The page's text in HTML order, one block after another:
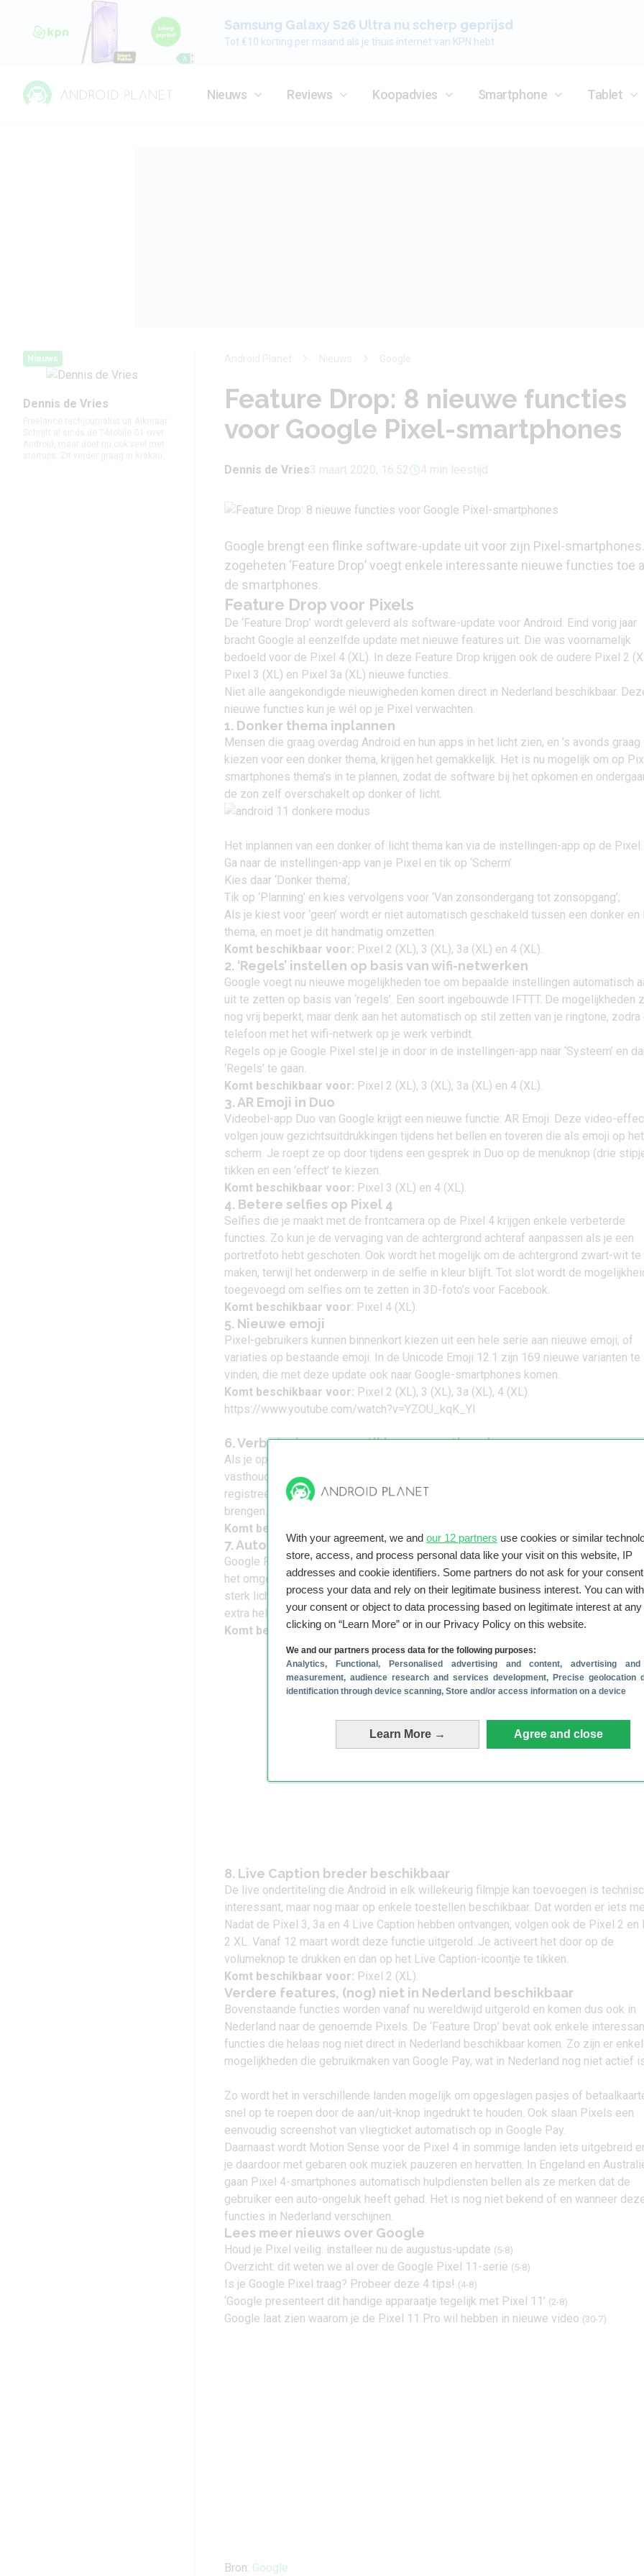
With your agreement, we and our 12 partners use cookies or similar
store, access, and process personal data like your visit on this website, IP
addresses and cookie identifiers. Some partners do not ask for your
process your data and rely on their legitimate business interest. You can
your consent or object to data processing based on legitimate interest at
clicking on “Learn More” or in our Privacy Policy on this website.
We and our partners process data for the following purposes:
Analytics, Functional, Personalised advertising and content, advertising and
measurement, audience research and services development, Precise geolocation
identification through device scanning, Store and/or access information on a device
Learn More → Agree and close
Samsung Galaxy S26 Ultra nu scherp geprijsd
Tot €10 korting per maand als je thuis internet van KPN hebt
Nieuws Reviews Koopadvies Smartphone Tablet
Nieuws
Dennis de Vries
Feature Drop: 8 nieuwe functies
voor Google Pixel-smartphones
Dennis de Vries3 maart 2020, 16:52 4 min leestijd
Google brengt een flinke software-update uit voor zijn Pixel-
zogeheten ‘Feature Drop’ voegt enkele interessante nieuwe functies toe
de smartphones.
Feature Drop voor Pixels
De ‘Feature Drop’ wordt geleverd als software-update voor Android. Eind vorig jaar
bracht Google al eenzelfde update met nieuwe features uit. Die was voornamelijk
bedoeld voor de Pixel 4 (XL). In deze Feature Drop krijgen ook de oudere Pixel 2
Pixel 3 (XL) en Pixel 3a (XL) nieuwe functies.
Niet alle aangekondigde nieuwigheden komen direct in Nederland beschikbaar.
nieuwe functies kun je wél op je Pixel verwachten.
1. Donker thema inplannen
Mensen die graag overdag Android en hun apps in het licht zien, en ’s avonds graag
kiezen voor een donker thema, krijgen het gemakkelijk. Het is nu mogelijk om op
smartphones thema’s in te plannen, zodat de software bij het opkomen en
de zon zelf overschakelt op donker of licht.
Het inplannen van een donker of licht thema kan via de instellingen-app op de Pixel.
Ga naar de instellingen-app van je Pixel en tik op ‘Scherm’
Kies daar ‘Donker thema’;
Tik op ‘Planning’ en kies vervolgens voor ‘Van zonsondergang tot zonsopgang’;
Als je kiest voor ‘geen’ wordt er niet automatisch geschakeld tussen een donker en
thema, en moet je dit handmatig omzetten.
Komt beschikbaar voor: Pixel 2 (XL), 3 (XL), 3a (XL) en 4 (XL).
2. ‘Regels’ instellen op basis van wifi-netwerken
Google voegt nu nieuwe mogelijkheden toe om bepaalde instellingen automatisch
uit te zetten op basis van ‘regels’. Een soort ingebouwde IFTTT. De mogelijkheden
nog vrij beperkt, maar denk aan het automatisch op stil zetten van je ringtone, zodra
telefoon met het wifi-netwerk op je werk verbindt.
Regels op je Google Pixel stel je in door in de instellingen-app naar ‘Systeem’ en
‘Regels’ te gaan.
Komt beschikbaar voor: Pixel 2 (XL), 3 (XL), 3a (XL) en 4 (XL).
3. AR Emoji in Duo
Videobel-app Duo van Google krijgt een nieuwe functie: AR Emoji. Deze video-
volgen jouw gezichtsuitdrukkingen tijdens het bellen en toveren die als emoji op het
scherm. Je roept ze op door tijdens een gesprek in Duo op de menuknop (drie
tikken en een ‘effect’ te kiezen.
Komt beschikbaar voor: Pixel 3 (XL) en 4 (XL).
4. Betere selfies op Pixel 4
Selfies die je maakt met de frontcamera op de Pixel 4 krijgen enkele verbeterde
functies. Zo kun je de vervaging van de achtergrond achteraf aanpassen als je een
portretfoto hebt geschoten. Ook wordt het mogelijk om de achtergrond zwart-wit te
maken, terwijl het onderwerp in de selfie in kleur blijft. Tot slot wordt de
toegevoegd om selfies om te zetten in 3D-foto’s voor Facebook.
Komt beschikbaar voor: Pixel 4 (XL).
5. Nieuwe emoji
Pixel-gebruikers kunnen binnenkort kiezen uit een hele serie aan nieuwe emoji, of
variaties op bestaande emoji. In de Unicode Emoji 12.1 zijn 169 nieuwe varianten te
vinden, die met deze update ook naar Google-smartphones komen.
Komt beschikbaar voor: Pixel 2 (XL), 3 (XL), 3a (XL), 4 (XL).
https://www.youtube.com/watch?v=YZOU_kqK_YI
6. Verbeteringen voor tikken en vasthouden
Als je op het scherm tikt en je vinger daar houdt, biedt Android extra opties. ‘Tikken
vasthouden’ is nu uitgebreid met een functie waarin Android in de Pixel Launcher ook
registreert hoe hard je drukt. Een stevigere tik zou nieuwe opties naar boven moeten
brengen.
Komt beschikbaar voor:
7. Automatische helderheid wordt opgeschroefd
Google Pixel-smartphones passen de helderheid van hun scherm al automatisch aan
het omgevingslicht. De Pixel 4 schroeft de helderheid nu tijdelijk vanzelf op, als er
sterk licht is. Denk daarbij aan fel zonlicht, waarbij de smartphone eventjes het
extra helder zet.
Komt beschikbaar voor:Pixel 4 (XL).
8. Live Caption breder beschikbaar
De live ondertiteling die Android in elk willekeurig filmpje kan toevoegen is
interessant, maar nog maar op enkele toestellen beschikbaar. Dat worden er iets
Nadat de Pixel 3, 3a en 4 Live Caption hebben ontvangen, volgen ook de Pixel 2 en
2 XL. Vanaf 12 maart wordt deze functie uitgerold. Je activeert het door op de
volumeknop te drukken en dan op het Live Caption-icoontje te tikken.
Komt beschikbaar voor: Pixel 2 (XL).
Verdere features, (nog) niet in Nederland beschikbaar
Bovenstaande functies worden vanaf nu wereldwijd uitgerold en komen dus ook in
Nederland naar de genoemde Pixels. De ‘Feature Drop’ bevat ook enkele
functies die helaas nog niet direct in Nederland beschikbaar komen. Zo zijn er
mogelijkheden die gebruikmaken van Google Pay, wat in Nederland nog niet actief
Zo wordt het in verschillende landen mogelijk om opgeslagen pasjes of
snel op te roepen door de aan/uit-knop ingedrukt te houden. Ook slaan Pixels een
eenvoudig screenshot van vliegticket automatisch op in Google Pay.
Daarnaast wordt Motion Sense voor de Pixel 4 in sommige landen iets uitgebreid
je daardoor met gebaren ook muziek pauzeren en hervatten. In Engeland en
gaan Pixel 4-smartphones automatisch hulpdiensten bellen als ze merken dat de
gebruiker een auto-ongeluk heeft gehad. Het is nog niet bekend of en wanneer
functies in Nederland verschijnen.
Lees meer nieuws over Google
Houd je Pixel veilig: installeer nu de augustus-update (5-8)
Overzicht: dit weten we al over de Google Pixel 11-serie (5-8)
Is je Google Pixel traag? Probeer deze 4 tips! (4-8)
‘Google presenteert dit handige apparaatje tegelijk met Pixel 11’ (2-8)
Google laat zien waarom je de Pixel 11 Pro wil hebben in nieuwe video (30-7)
Bron: Google